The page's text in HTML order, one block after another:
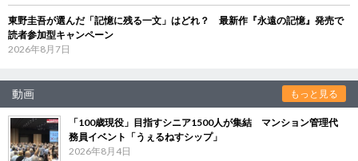
東野圭吾が選んだ「記憶に残る一文」はどれ？ 最新作『永遠の記憶』発売で
読者参加型キャンペーン
2026年8月7日
動画 もっと見る
「100歳現役」目指すシニア1500人が集結 マンション管理代
務員イベント「うぇるねすシップ」
2026年8月4日